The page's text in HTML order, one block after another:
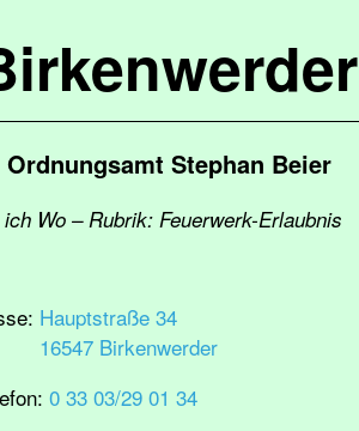
Stephan Beier
Wo – Rubrik: Feuerwerk-Erlaubnis
Hauptstraße 34
16547 Birkenwerder
0 33 03/29 01 34